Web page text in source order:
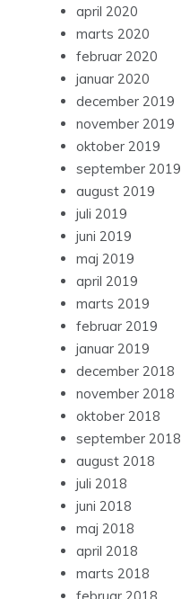
april 2020
marts 2020
februar 2020
januar 2020
december 2019
november 2019
oktober 2019
september 2019
august 2019
juli 2019
juni 2019
maj 2019
april 2019
marts 2019
februar 2019
januar 2019
december 2018
november 2018
oktober 2018
september 2018
august 2018
juli 2018
juni 2018
maj 2018
april 2018
marts 2018